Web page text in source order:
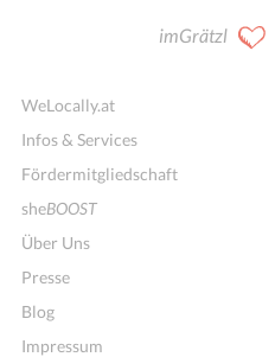
imGrätzl
WeLocally.at
Infos & Services
Fördermitgliedschaft
sheBOOST
Über Uns
Presse
Blog
Impressum